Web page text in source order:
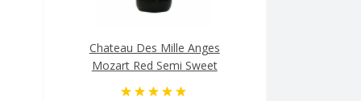
Chateau Des Mille Anges
Mozart Red Semi Sweet